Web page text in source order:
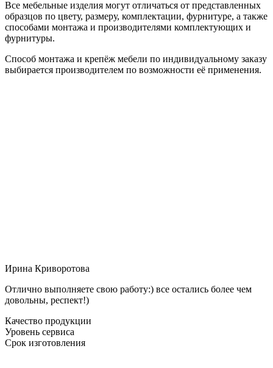
Все мебельные изделия могут отличаться от представленных
образцов по цвету, размеру, комплектации, фурнитуре, а также
способами монтажа и производителями комплектующих и
фурнитуры.
Способ монтажа и крепёж мебели по индивидуальному заказу
выбирается производителем по возможности её применения.
Ирина Криворотова
Отлично выполняете свою работу:) все остались более чем
довольны, респект!)
Качество продукции
Уровень сервиса
Срок изготовления